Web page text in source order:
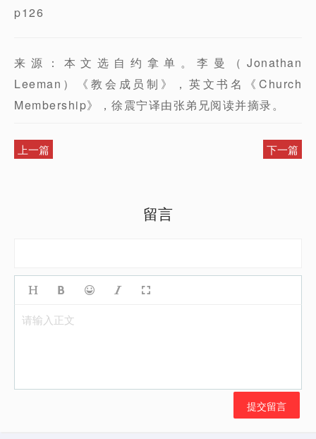
p126
来源：本文选自约拿单。李曼（Jonathan
Leeman）《教会成员制》，英文书名《Church
Membership》，徐震宁译由张弟兄阅读并摘录。
上一篇 下一篇
留言
请输入正文
提交留言